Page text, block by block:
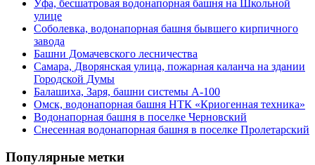
Уфа, бесшатровая водонапорная башня на Школьной
улице
Соболевка, водонапорная башня бывшего кирпичного
завода
Башни Домачевского лесничества
Самара, Дворянская улица, пожарная каланча на здании
Городской Думы
Балашиха, Заря, башни системы А-100
Омск, водонапорная башня НТК «Криогенная техника»
Водонапорная башня в поселке Черновский
Снесенная водонапорная башня в поселке Пролетарский
Популярные метки